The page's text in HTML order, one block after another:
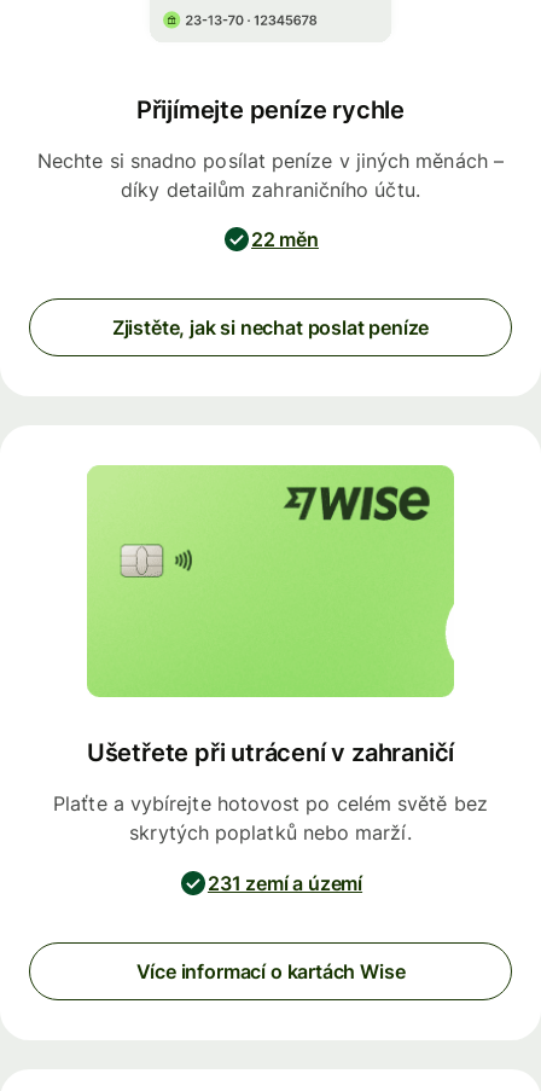
Přijímejte peníze rychle
Nechte si snadno posílat peníze v jiných měnách –
díky detailům zahraničního účtu.
22 měn
Zjistěte, jak si nechat poslat peníze
Ušetřete při utrácení v zahraničí
Plaťte a vybírejte hotovost po celém světě bez
skrytých poplatků nebo marží.
231 zemí a území
Více informací o kartách Wise